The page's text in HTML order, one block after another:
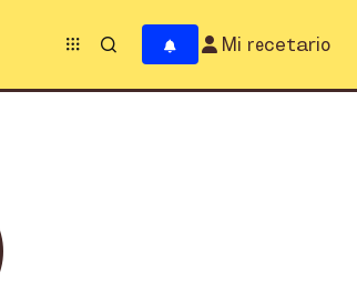
Mi recetario